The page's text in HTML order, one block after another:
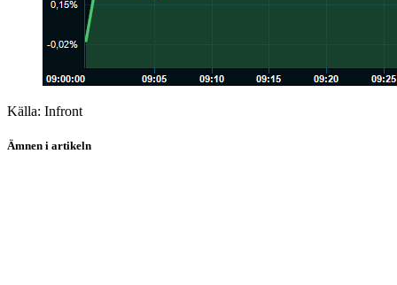
Källa: Infront
Ämnen i artikeln